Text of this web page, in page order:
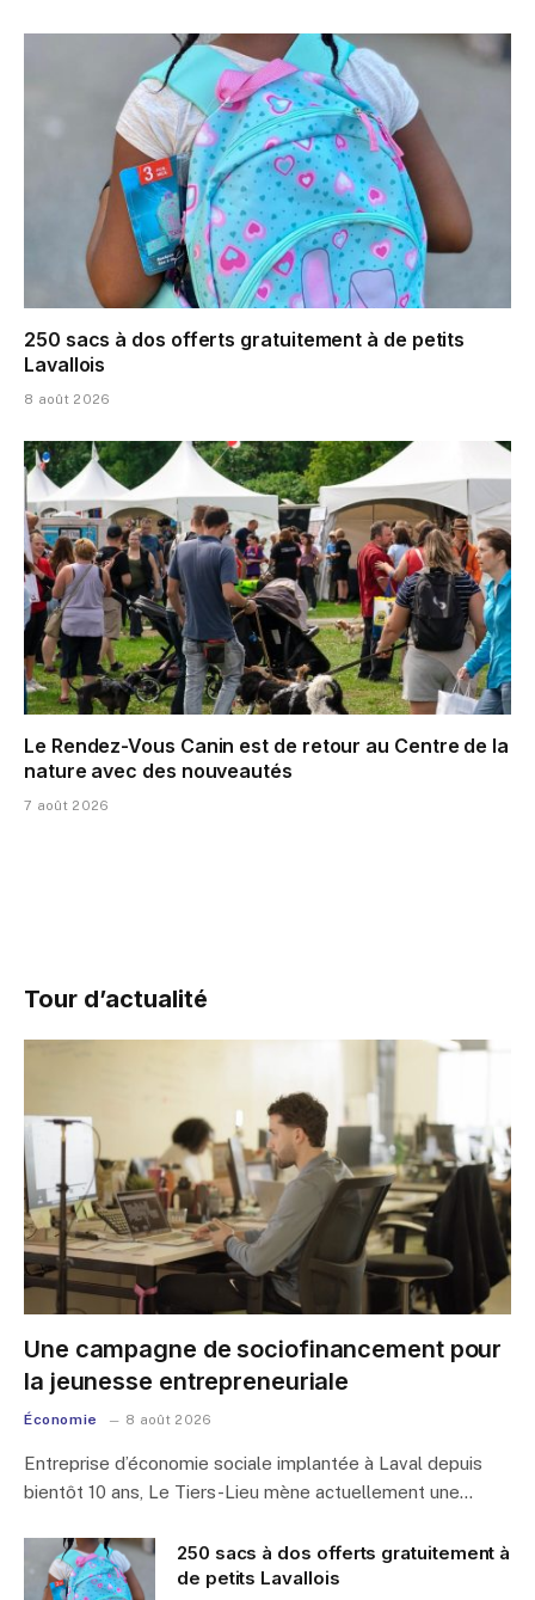
250 sacs à dos offerts gratuitement à de petits
Lavallois
8 août 2026
Le Rendez-Vous Canin est de retour au Centre de la
nature avec des nouveautés
7 août 2026
Tour d’actualité
Une campagne de sociofinancement pour
la jeunesse entrepreneuriale
Économie 8 août 2026
Entreprise d’économie sociale implantée à Laval depuis
bientôt 10 ans, Le Tiers-Lieu mène actuellement une…
250 sacs à dos offerts gratuitement à
de petits Lavallois